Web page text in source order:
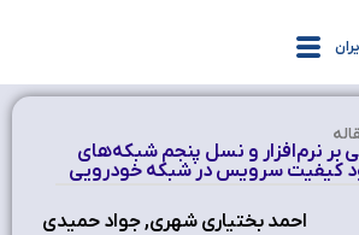
بر نرم‌افزار و نسل پنجم شبکه‌هاي
کيفيت سرويس در شبکه خودرويي
احمد بختیاری شهری, جواد حمیدی